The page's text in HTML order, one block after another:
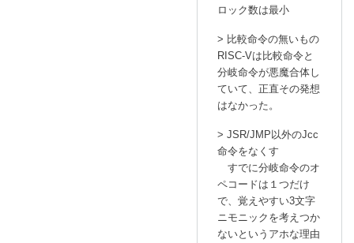
ロック数は最小
> 比較命令の無いもの
RISC-Vは比較命令と
分岐命令が悪魔合体し
ていて、正直その発想
はなかった。
> JSR/JMP以外のJcc
命令をなくす
すでに分岐命令のオ
ペコードは１つだけ
で、覚えやすい3文字
ニモニックを考えつか
ないというアホな理由